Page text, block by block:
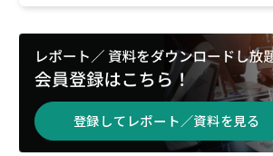
登録してレポート／資料を見る